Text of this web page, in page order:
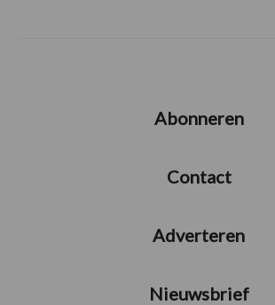
Abonneren
Contact
Adverteren
Nieuwsbrief